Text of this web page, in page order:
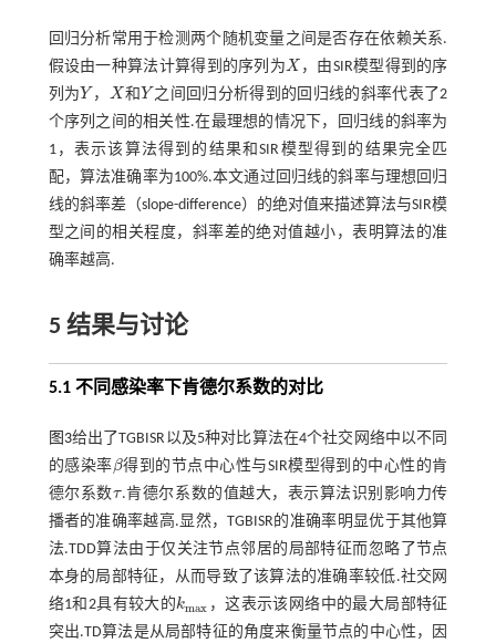
回归分析常用于检测两个随机变量之间是否存在依赖关系.
假设由一种算法计算得到的序列为X
X ，由SIR模型得到的序
列为Y
Y ， X
X 和 Y
Y 之间回归分析得到的回归线的斜率代表了2
个序列之间的相关性.在最理想的情况下，回归线的斜率为
1，表示该算法得到的结果和SIR模型得到的结果完全匹
配，算法准确率为100%.本文通过回归线的斜率与理想回归
线的斜率差（slope-difference）的绝对值来描述算法与SIR模
型之间的相关程度，斜率差的绝对值越小，表明算法的准
确率越高.
5 结果与讨论
5.1 不同感染率下肯德尔系数的对比
图3给出了TGBISR以及5种对比算法在4个社交网络中以不同
的感染率β
β得到的节点中心性与SIR模型得到的中心性的肯
德尔系数τ
τ .肯德尔系数的值越大，表示算法识别影响力传
播者的准确率越高.显然，TGBISR的准确率明显优于其他算
法.TDD算法由于仅关注节点邻居的局部特征而忽略了节点
本身的局部特征，从而导致了该算法的准确率较低.社交网
络1和2具有较大的kmax
kmax ，这表示该网络中的最大局部特征
突出.TD算法是从局部特征的角度来衡量节点的中心性，因